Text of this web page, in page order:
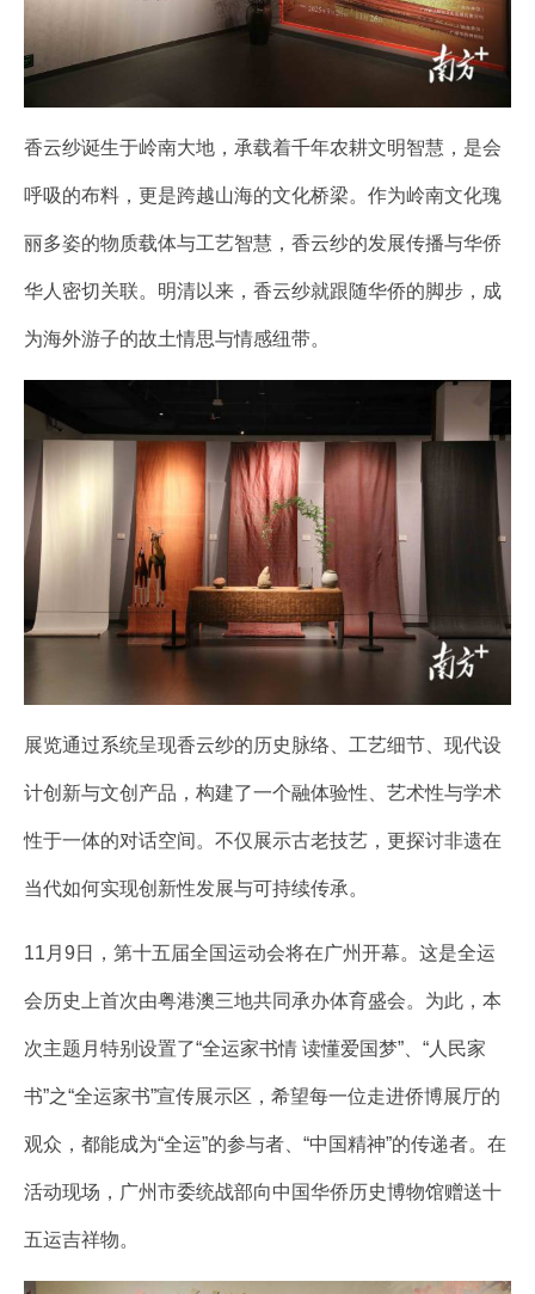
香云纱诞生于岭南大地，承载着千年农耕文明智慧，是会
呼吸的布料，更是跨越山海的文化桥梁。作为岭南文化瑰
丽多姿的物质载体与工艺智慧，香云纱的发展传播与华侨
华人密切关联。明清以来，香云纱就跟随华侨的脚步，成
为海外游子的故土情思与情感纽带。
展览通过系统呈现香云纱的历史脉络、工艺细节、现代设
计创新与文创产品，构建了一个融体验性、艺术性与学术
性于一体的对话空间。不仅展示古老技艺，更探讨非遗在
当代如何实现创新性发展与可持续传承。
11月9日，第十五届全国运动会将在广州开幕。这是全运
会历史上首次由粤港澳三地共同承办体育盛会。为此，本
次主题月特别设置了“全运家书情 读懂爱国梦”、“人民家
书”之“全运家书”宣传展示区，希望每一位走进侨博展厅的
观众，都能成为“全运”的参与者、“中国精神”的传递者。在
活动现场，广州市委统战部向中国华侨历史博物馆赠送十
五运吉祥物。